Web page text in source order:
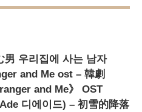
男 우리집에 사는 남자
and Me ost – 韓劇
and Me》 OST
디에이드) – 初雪的降落